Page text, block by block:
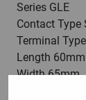
Series GLE
Contact Type
Terminal
Length 60mm
Width 65mm